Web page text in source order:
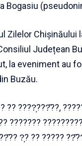
Bogasiu
Zilelor Chișinăului
Județean
la eveniment au
Buzău.
?? ????̦???̆??,
???????
?̦? ?? ?????